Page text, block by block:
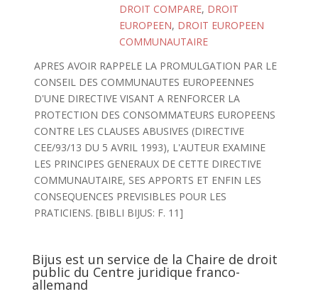
DROIT COMPARE, DROIT
EUROPEEN, DROIT EUROPEEN
COMMUNAUTAIRE
APRES AVOIR RAPPELE LA PROMULGATION PAR LE
CONSEIL DES COMMUNAUTES EUROPEENNES
D'UNE DIRECTIVE VISANT A RENFORCER LA
PROTECTION DES CONSOMMATEURS EUROPEENS
CONTRE LES CLAUSES ABUSIVES (DIRECTIVE
CEE/93/13 DU 5 AVRIL 1993), L'AUTEUR EXAMINE
LES PRINCIPES GENERAUX DE CETTE DIRECTIVE
COMMUNAUTAIRE, SES APPORTS ET ENFIN LES
CONSEQUENCES PREVISIBLES POUR LES
PRATICIENS. [BIBLI BIJUS: F. 11]
Bijus est un service de la Chaire de droit
public du Centre juridique franco-
allemand